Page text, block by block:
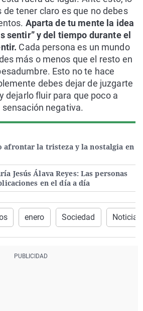
afrontar la tristeza y la nostalgia en
Jesús Álava Reyes: Las personas
en el día a día
de tener claro es que no debes
Aparta de tu mente la idea
sentir” y del tiempo durante el
Cada persona es un mundo
más o menos que el resto en
Esto no te hace
debes dejar de juzgarte
dejarlo fluir para que poco a
negativa.
enero Sociedad